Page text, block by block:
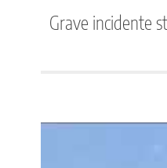
Grave incidente